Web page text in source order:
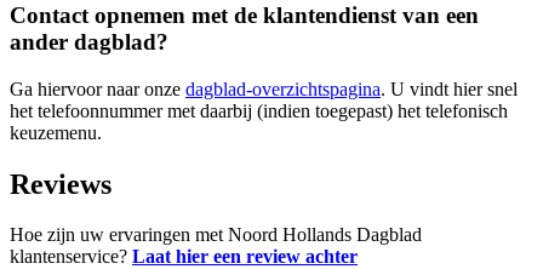
Contact opnemen met de klantendienst van een
ander dagblad?
Ga hiervoor naar onze dagblad-overzichtspagina. U vindt hier snel
het telefoonnummer met daarbij (indien toegepast) het telefonisch
keuzemenu.
Reviews
Hoe zijn uw ervaringen met Noord Hollands Dagblad
klantenservice? Laat hier een review achter